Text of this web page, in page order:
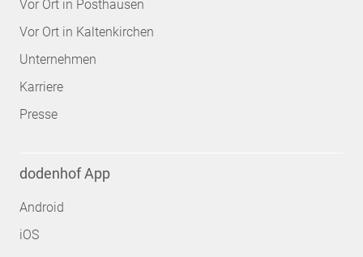
Vor Ort in Posthausen
Vor Ort in Kaltenkirchen
Unternehmen
Karriere
Presse
dodenhof App
Android
iOS